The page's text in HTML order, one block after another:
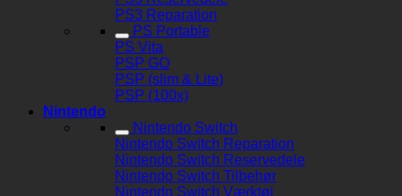
PS3 Reparation
PS Portable
PS Vita
PSP GO
PSP (slim & Lite)
PSP (100x)
Nintendo
Nintendo Switch
Nintendo Switch Reparation
Nintendo Switch Reservedele
Nintendo Switch Tilbehør
Nintendo Switch Værktøj